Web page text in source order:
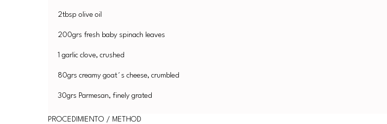
2tbsp olive oil
200grs fresh baby spinach leaves
1 garlic clove, crushed
80grs creamy goat´s cheese, crumbled
30grs Parmesan, finely grated
PROCEDIMIENTO / METHOD